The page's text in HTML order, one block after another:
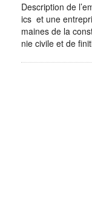
Description de
ics et une
maines de la
nie civile et de